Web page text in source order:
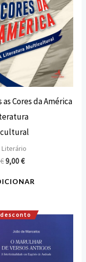
as Cores da América
Literário
€9,00€
O
preço
original
era:
12,00 €.
O
preço
atual
é:
10,80 €.